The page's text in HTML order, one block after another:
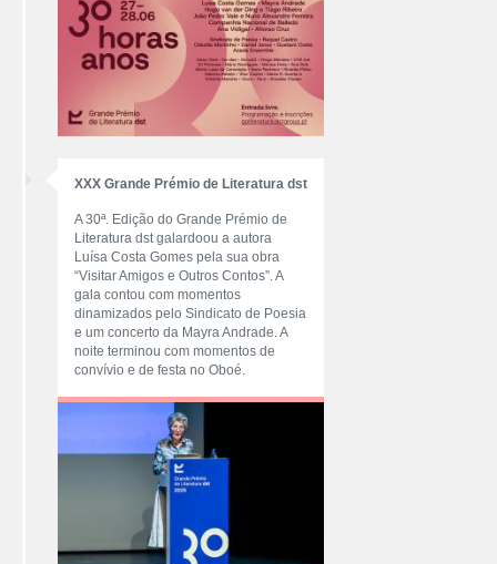
XXX Grande Prémio de Literatura dst
A 30ª. Edição do Grande Prémio de
Literatura dst galardoou a autora
Luísa Costa Gomes pela sua obra
“Visitar Amigos e Outros Contos”. A
gala contou com momentos
dinamizados pelo Sindicato de Poesia
e um concerto da Mayra Andrade. A
noite terminou com momentos de
convívio e de festa no Oboé.